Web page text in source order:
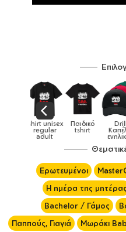
Drill
Καπέλα
ενηλίκων
Καπέλα
ενηλίκων
Ερωτευμένοι
Η ημέρα της μητέρας
Bachelor / Γάμος
Παππούς, Γιαγιά
Μωράκι